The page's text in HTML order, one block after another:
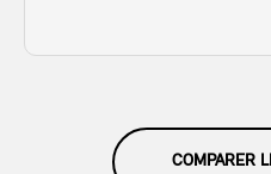
COMPARER